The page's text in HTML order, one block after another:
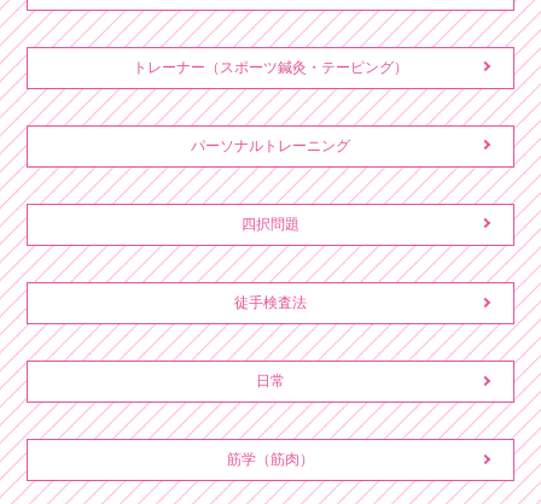
トレーナー（スポーツ鍼灸・テーピング）
パーソナルトレーニング
四択問題
徒手検査法
日常
筋学（筋肉）